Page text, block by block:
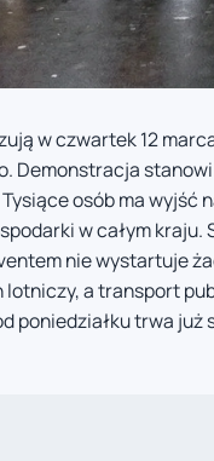
w czwartek 12
Demonstracja
osób ma
w całym
nie wystartuje
a transport
poniedziałku trwa